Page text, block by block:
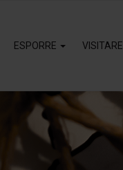
ESPORRE VISITARE